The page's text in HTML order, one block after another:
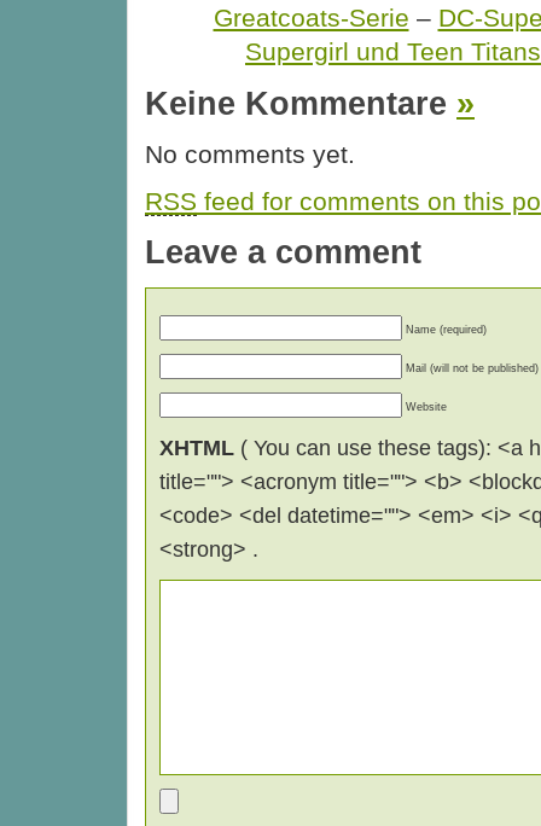
Greatcoats-Serie – DC-
Supergirl und Teen
Keine Kommentare »
No comments yet.
RSS feed for comments on this
Leave a comment
Name (required)
Mail (will not be published)
Website
XHTML ( You can use these tags): <a
title=""> <acronym title=""> <b>
<code> <del datetime=""> <em> <i>
<strong> .